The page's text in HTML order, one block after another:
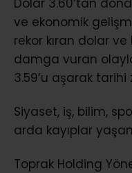
ve ekonomik
rekor kıran dolar
damga vuran
3.59’u aşarak
Siyaset, iş, bilim,
arda kayıplar
Toprak Holding